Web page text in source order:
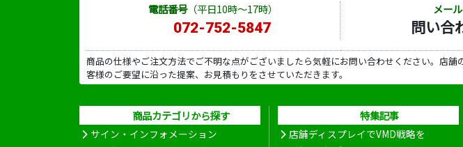
電話番号（平日10時～17時）
072-752-5847
メー
問い合
商品の仕様やご注文方法でご不明な点がございましたら気軽にお問い合わせください。店
客様のご要望に沿った提案、お見積もりをさせていただきます。
商品カテゴリから探す
サイン・インフォメーション
特集記事
店舗ディスプレイでVMD戦略を